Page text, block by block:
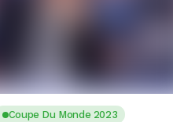
Coupe Du Monde 2023